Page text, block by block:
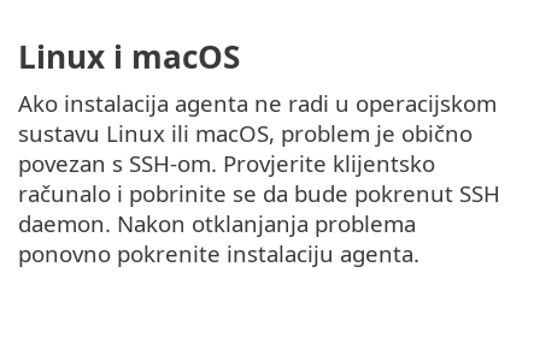
Linux i macOS
Ako instalacija agenta ne radi u operacijskom
sustavu Linux ili macOS, problem je obično
povezan s SSH-om. Provjerite klijentsko
računalo i pobrinite se da bude pokrenut SSH
daemon. Nakon otklanjanja problema
ponovno pokrenite instalaciju agenta.